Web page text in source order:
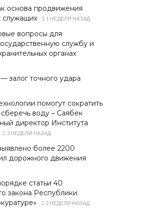
основа продвижения
служащих
1 НЕДЕЛЯ НАЗАД
вопросы для
службу и
органах
залог точного удара
помогут сократить
воду – Саябек
директор Института
2 НЕДЕЛИ НАЗАД
более 2200
дорожного движения
статьи 40
закона Республики
2 НЕДЕЛИ НАЗАД